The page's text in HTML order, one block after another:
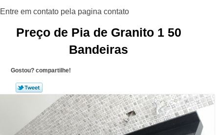
Preço de Pia de Granito 1 50
Bandeiras
Gostou? compartilhe!